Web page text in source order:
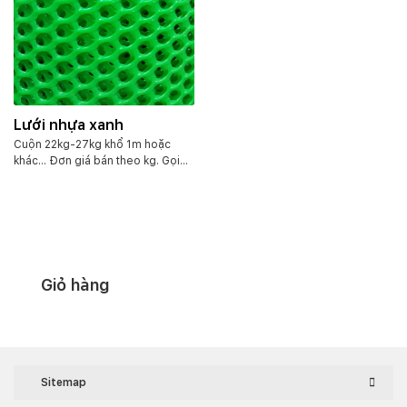
Lưới nhựa xanh
Cuộn 22kg-27kg khổ 1m hoặc
khác… Đơn giá bán theo kg. Gọi
Giỏ hàng
Sitemap